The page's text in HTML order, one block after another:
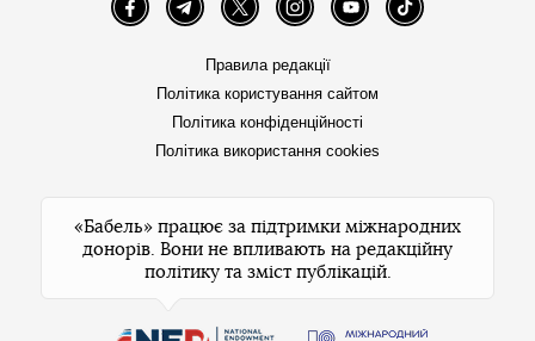
FacebookTelegramTwitter InstagramYouTube TikTok
Правила редакції
Політика користування сайтом
Політика конфіденційності
Політика використання cookies
«Бабель» працює за підтримки міжнародних
донорів. Вони не впливають на редакційну
політику та зміст публікацій.